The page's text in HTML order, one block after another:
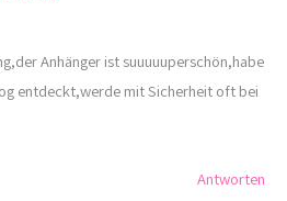
Anhänger ist suuuuuperschön,habe
entdeckt,werde mit Sicherheit oft bei
Antworten